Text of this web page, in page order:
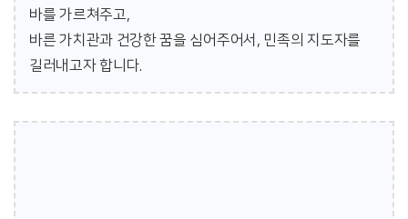
바를 가르쳐주고,
바른 가치관과 건강한 꿈을 심어주어서, 민족의 지도자를
길러내고자 합니다.